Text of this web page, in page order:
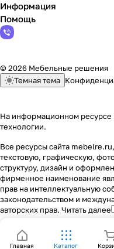
Информация
Помощь
© 2026 Мебельные решения
Темная тема
На информационном ресурсе
технологии.
Все ресурсы сайта
текстовую, графическую,
структуру, дизайн и
фирменное наименование
прав на интеллектуальную
законодательством и
авторских прав. Читать далее
Главная Каталог